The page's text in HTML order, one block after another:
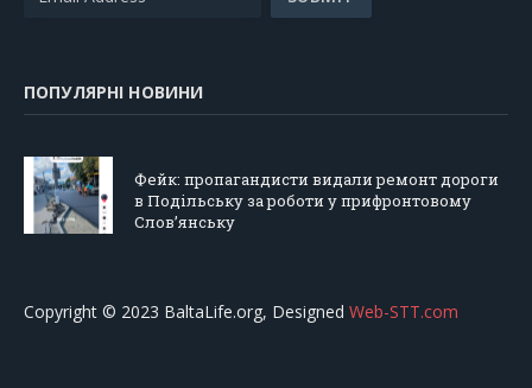
ПОПУЛЯРНІ НОВИНИ
Фейк: пропагандисти видали ремонт дороги
в Подільську за роботи у прифронтовому
Слов’янську
Copyright © 2023 BaltaLife.org, Designed Web-STT.com